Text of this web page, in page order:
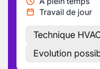
Travail de jour
Technique
Evolution